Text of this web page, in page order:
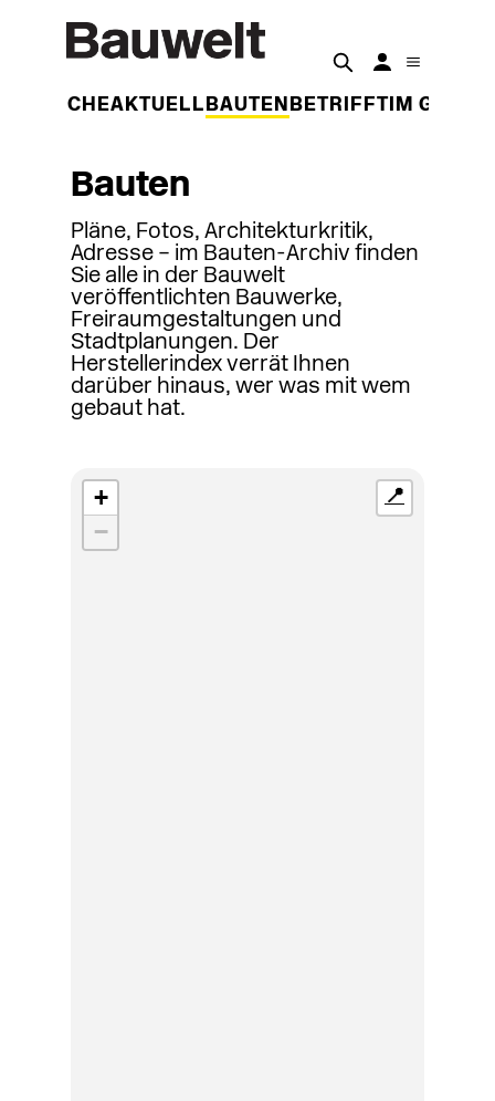
WOCHEAKTUELL BAUTEN BETRIFFT IM
Bauten
Pläne, Fotos, Architekturkritik,
Adresse – im Bauten-Archiv finden
Sie alle in der Bauwelt
veröffentlichten Bauwerke,
Freiraumgestaltungen und
Stadtplanungen. Der
Herstellerindex verrät Ihnen
darüber hinaus, wer was mit wem
gebaut hat.
+
−
📍